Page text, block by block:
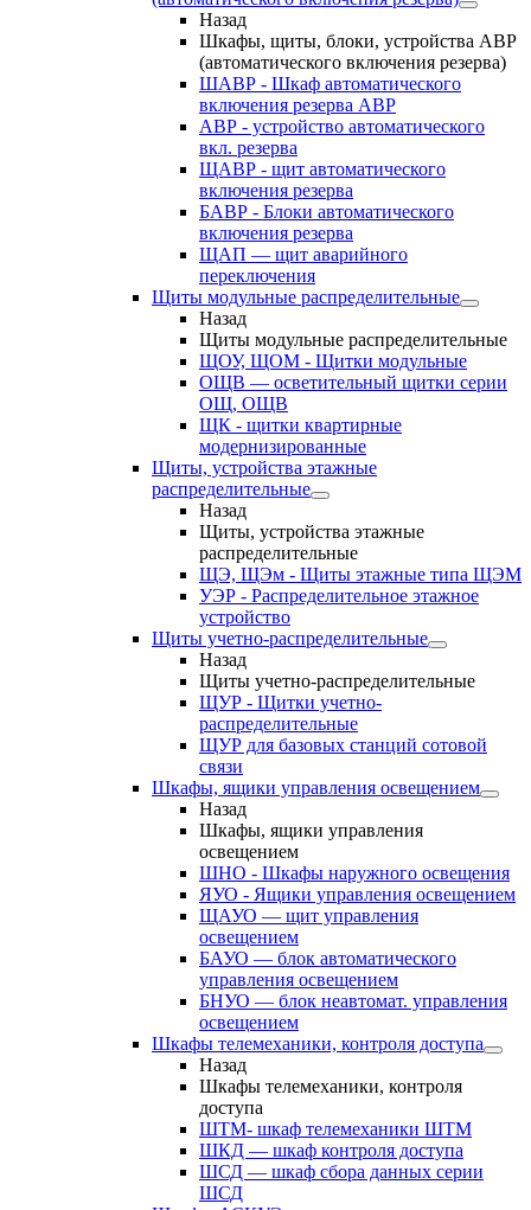
Назад
Шкафы, щиты, блоки, устройства АВР
(автоматического включения резерва)
ШАВР - Шкаф автоматического
включения резерва АВР
АВР - устройство автоматического
вкл. резерва
ЩАВР - щит автоматического
включения резерва
БАВР - Блоки автоматического
включения резерва
ЩАП — щит аварийного
переключения
Щиты модульные распределительные
Назад
Щиты модульные распределительные
ЩОУ, ЩОМ - Щитки модульные
ОЩВ — осветительный щитки серии
ОЩ, ОЩВ
ЩК - щитки квартирные
модернизированные
Щиты, устройства этажные
распределительные
Назад
Щиты, устройства этажные
распределительные
ЩЭ, ЩЭм - Щиты этажные типа ЩЭМ
УЭР - Распределительное этажное
устройство
Щиты учетно-распределительные
Назад
Щиты учетно-распределительные
ЩУР - Щитки учетно-
распределительные
ЩУР для базовых станций сотовой
связи
Шкафы, ящики управления освещением
Назад
Шкафы, ящики управления
освещением
ШНО - Шкафы наружного освещения
ЯУО - Ящики управления освещением
ЩАУО — щит управления
освещением
БАУО — блок автоматического
управления освещением
БНУО — блок неавтомат. управления
освещением
Шкафы телемеханики, контроля доступа
Назад
Шкафы телемеханики, контроля
доступа
ШТМ- шкаф телемеханики ШТМ
ШКД — шкаф контроля доступа
ШСД — шкаф сбора данных серии
ШСД